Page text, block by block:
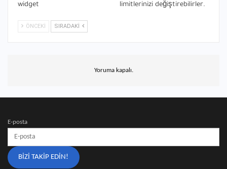
widget
limitlerinizi değiştirebilirler.
ÖNCEKI SIRADAKI
Yoruma kapalı.
E-posta
BIZI TAKIP EDIN!